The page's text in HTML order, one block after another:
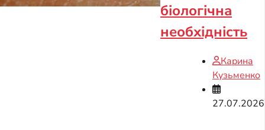
біологічна
необхідність
Карина
Кузьменко
27.07.2026